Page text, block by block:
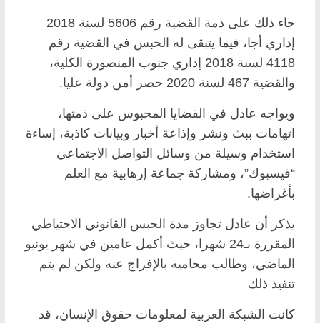
جاء ذلك على ذمة القضية رقم 5606 لسنة 2018
إداري أجا، فيما يتبقى له الحبس في القضية رقم
4118 لسنة 2018 إداري جنوب المنصورة الكلية،
والقضية 467 لسنة 2020 حصر أمن دولة عليا.
ويواجه عادل في القضايا المحبوس على ذمتها،
اتهامات ببث ونشر وإذاعة أخبار وبيانات كاذبة، إساءة
استخدام وسيلة من وسائل التواصل الاجتماعي
“فيسبوك”، ومشاركة جماعة إرهابية مع العلم
بأغراضها.
يذكر أن عادل تجاوز مدة الحبس القانوني الاحتياطي
المقررة بـ24 شهرا، حيث أكمل عامين في شهر يونيو
الماضي، وطالب محاميه بالإفراج عنه ولكن لم يتم
تنفيذ ذلك
كانت الشبكة العربية لمعلومات حقوق الإنسان، قد